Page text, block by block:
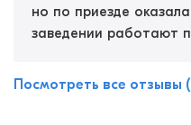
но по приезде
заведении работают
высоте. Порадовало,
имеется теплый
Посмотреть все отзывы